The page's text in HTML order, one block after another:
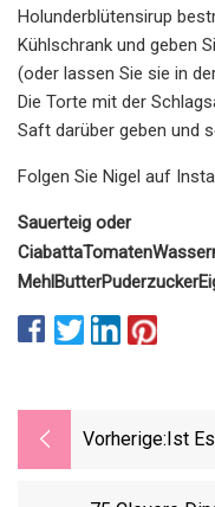
Holunderblütensirup
Kühlschrank und geben
(oder lassen Sie sie in
Die Torte mit der
Saft darüber geben und
Folgen Sie Nigel auf
Sauerteig oder
CiabattaTomaten
MehlButterPuderzucker
Vorherige: Ist